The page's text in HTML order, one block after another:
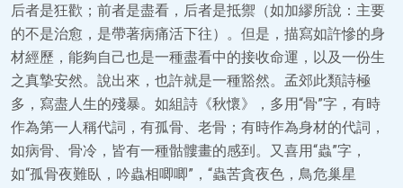
后者是狂歡；前者是盡看，后者是抵禦（如加繆所說：主要
的不是治愈，是帶著病痛活下往）。但是，描寫如許慘的身
材經歷，能夠自己也是一種盡看中的接收命運，以及一份生
之真摯安然。說出來，也許就是一種豁然。孟郊此類詩極
多，寫盡人生的殘暴。如組詩《秋懷》，多用“骨”字，有時
作為第一人稱代詞，有孤骨、老骨；有時作為身材的代詞，
如病骨、骨冷，皆有一種骷髏畫的感到。又喜用“蟲”字，
如“孤骨夜難臥，吟蟲相唧唧”，“蟲苦貪夜色，鳥危巢星